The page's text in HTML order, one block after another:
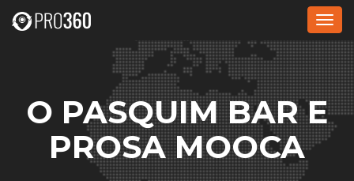
O PASQUIM BAR E
PROSA MOOCA